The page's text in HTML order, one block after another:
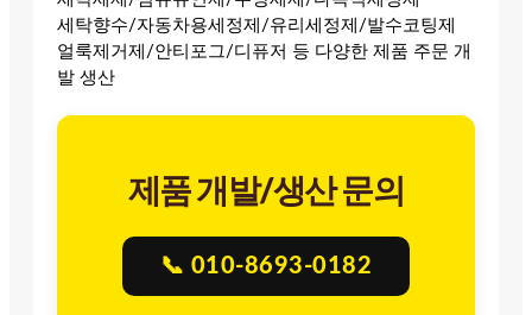
세탁향수/자동차용세정제/유리세정제/발수코팅제
얼룩제거제/안티포그/디퓨저 등 다양한 제품 주문 개
발 생산
제품 개발/생산 문의
📞 010-8693-0182